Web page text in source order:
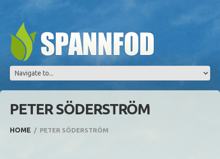
PETER SÖDERSTRÖM
HOME PETER SÖDERSTRÖM